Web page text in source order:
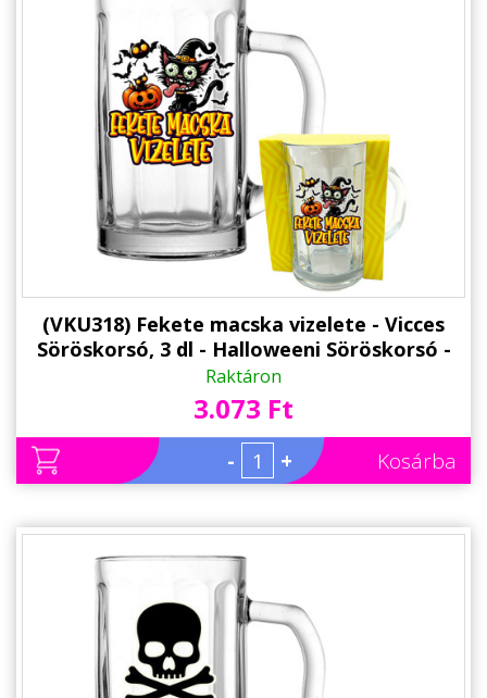
(VKU318) Fekete macska vizelete - Vicces
Söröskorsó, 3 dl - Halloweeni Söröskorsó -
Halloween Kellék
Raktáron
3.073 Ft
- + Kosárba